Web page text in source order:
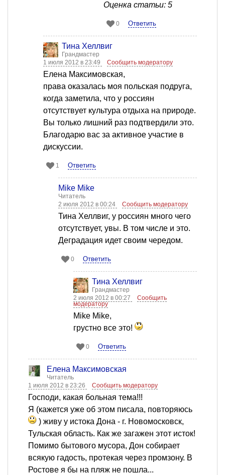
Оценка статьи: 5
0 Ответить
Тина Хеллвиг
Грандмастер
1 июля 2012 в 23:49
Сообщить модератору
Елена Максимовская,
права оказалась моя польская подруга,
когда заметила, что у россиян
отсутствует культура отдыха на природе.
Вы только лишний раз подтвердили это.
Благодарю вас за активное участие в
дискуссии.
1 Ответить
Mike Mike
Читатель
2 июля 2012 в 00:24
Сообщить модератору
Тина Хеллвиг, у россиян много чего
отсутствует, увы. В том числе и это.
Деградация идет своим чередом.
0 Ответить
Тина Хеллвиг
Грандмастер
2 июля 2012 в 00:27
Сообщить
модератору
Mike Mike,
грустно все это!
0 Ответить
Елена Максимовская
Читатель
1 июля 2012 в 23:26
Сообщить модератору
Господи, какая больная тема!!!
Я (кажется уже об этом писала, повторяюсь
) живу у истока Дона - г. Новомосковск,
Тульская область. Как же загажен этот исток!
Помимо бытового мусора, Дон собирает
всякую гадость, протекая через промзону. В
Ростове я бы на пляж не пошла...